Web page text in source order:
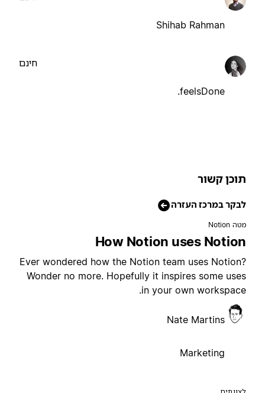
Shihab Rahman
feelsDone.
קשור
במרכז העזרה
How Notion uses
Ever wondered how the Notion team uses
Wonder no more. Hopefully it inspires some
in your own
Nate Martins
Marketing